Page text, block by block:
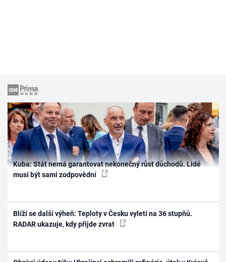
Kuba: Stát nemá garantovat nekonečný růst důchodů. Lidé
musí být sami zodpovědní
Blíží se další výheň: Teploty v Česku vyletí na 36 stupňů.
RADAR ukazuje, kdy přijde zvrat